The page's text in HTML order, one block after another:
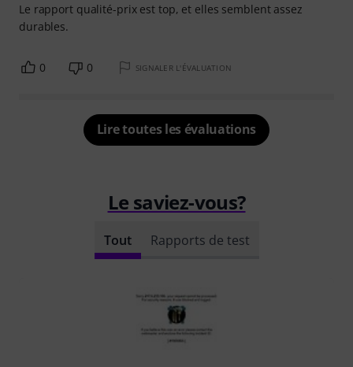
Le rapport qualité-prix est top, et elles semblent assez
durables.
0 0 SIGNALER L'ÉVALUATION
Lire toutes les évaluations
Le saviez-vous?
Tout Rapports de test